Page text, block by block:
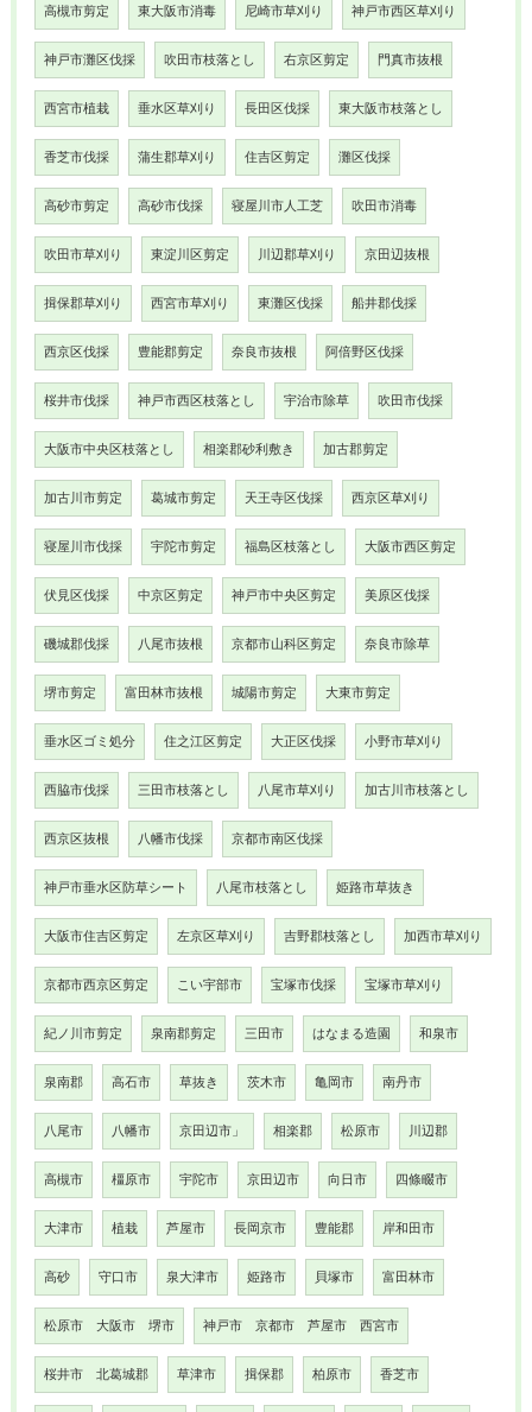
高槻市剪定 東大阪市消毒 尼崎市草刈り 神戸市西区草刈り
神戸市灘区伐採 吹田市枝落とし 右京区剪定 門真市抜根
西宮市植栽 垂水区草刈り 長田区伐採 東大阪市枝落とし
香芝市伐採 蒲生郡草刈り 住吉区剪定 灘区伐採
高砂市剪定 高砂市伐採 寝屋川市人工芝 吹田市消毒
吹田市草刈り 東淀川区剪定 川辺郡草刈り 京田辺抜根
揖保郡草刈り 西宮市草刈り 東灘区伐採 船井郡伐採
西京区伐採 豊能郡剪定 奈良市抜根 阿倍野区伐採
桜井市伐採 神戸市西区枝落とし 宇治市除草 吹田市伐採
大阪市中央区枝落とし 相楽郡砂利敷き 加古郡剪定
加古川市剪定 葛城市剪定 天王寺区伐採 西京区草刈り
寝屋川市伐採 宇陀市剪定 福島区枝落とし 大阪市西区剪定
伏見区伐採 中京区剪定 神戸市中央区剪定 美原区伐採
磯城郡伐採 八尾市抜根 京都市山科区剪定 奈良市除草
堺市剪定 富田林市抜根 城陽市剪定 大東市剪定
垂水区ゴミ処分 住之江区剪定 大正区伐採 小野市草刈り
西脇市伐採 三田市枝落とし 八尾市草刈り 加古川市枝落とし
西京区抜根 八幡市伐採 京都市南区伐採
神戸市垂水区防草シート 八尾市枝落とし 姫路市草抜き
大阪市住吉区剪定 左京区草刈り 吉野郡枝落とし 加西市草刈り
京都市西京区剪定 こい宇部市 宝塚市伐採 宝塚市草刈り
紀ノ川市剪定 泉南郡剪定 三田市 はなまる造園 和泉市
泉南郡 高石市 草抜き 茨木市 亀岡市 南丹市
八尾市 八幡市 京田辺市」 相楽郡 松原市 川辺郡
高槻市 橿原市 宇陀市 京田辺市 向日市 四條畷市
大津市 植栽 芦屋市 長岡京市 豊能郡 岸和田市
高砂 守口市 泉大津市 姫路市 貝塚市 富田林市
松原市 大阪市 堺市 神戸市 京都市 芦屋市 西宮市
桜井市 北葛城郡 草津市 揖保郡 柏原市 香芝市